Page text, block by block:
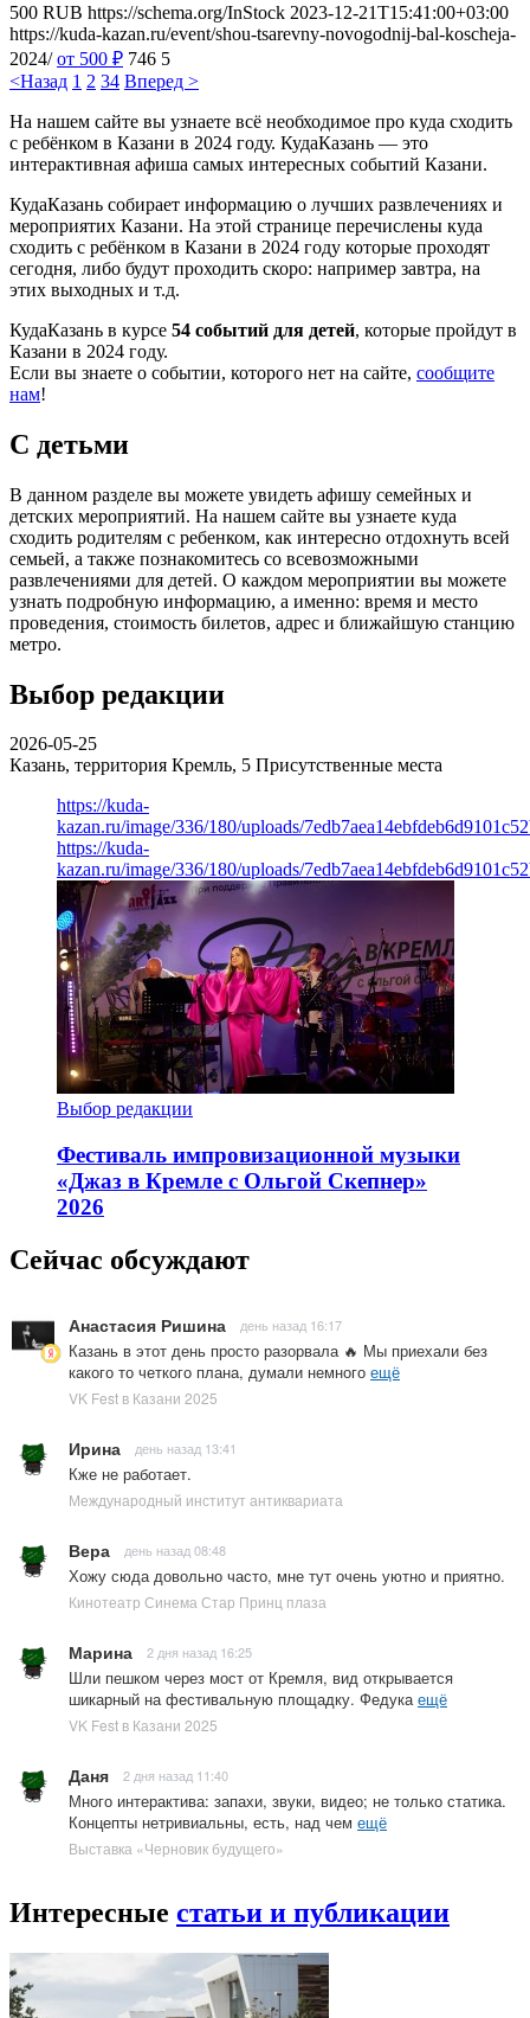
500 RUB https://schema.org/InStock 2023-12-21T15:41:00+03:00
https://kuda-kazan.ru/event/shou-tsarevny-novogodnij-bal-koscheja-
2024/ от 500 ₽ 746 5
<Назад 1 2 34 Вперед >
На нашем сайте вы узнаете всё необходимое про куда сходить
с ребёнком в Казани в 2024 году. КудаКазань — это
интерактивная афиша самых интересных событий Казани.
КудаКазань собирает информацию о лучших развлечениях и
мероприятих Казани. На этой странице перечислены куда
сходить с ребёнком в Казани в 2024 году которые проходят
сегодня, либо будут проходить скоро: например завтра, на
этих выходных и т.д.
КудаКазань в курсе 54 событий для детей, которые пройдут в
Казани в 2024 году.
Если вы знаете о событии, которого нет на сайте, сообщите
нам!
С детьми
В данном разделе вы можете увидеть афишу семейных и
детских мероприятий. На нашем сайте вы узнаете куда
сходить родителям с ребенком, как интересно отдохнуть всей
семьей, а также познакомитесь со всевозможными
развлечениями для детей. О каждом мероприятии вы можете
узнать подробную информацию, а именно: время и место
проведения, стоимость билетов, адрес и ближайшую станцию
метро.
Выбор редакции
2026-05-25
Казань, территория Кремль, 5 Присутственные места
https://kuda-
kazan.ru/image/336/180/uploads/
https://kuda-
kazan.ru/image/336/180/uploads/
Выбор редакции
Фестиваль импровизационной музыки
«Джаз в Кремле с Ольгой Скепнер»
2026
Сейчас обсуждают
Анастасия Ришина день назад 16:17
Казань в этот день просто разорвала 🔥 Мы приехали без
какого то четкого плана, думали немного ещё
VK Fest в Казани 2025
Ирина день назад 13:41
Кже не работает.
Международный институт антиквариата
Вера день назад 08:48
Хожу сюда довольно часто, мне тут очень уютно и приятно.
Кинотеатр Синема Стар Принц плаза
Марина 2 дня назад 16:25
Шли пешком через мост от Кремля, вид открывается
шикарный на фестивальную площадку. Федукаещё
VK Fest в Казани 2025
Даня 2 дня назад 11:40
Много интерактива: запахи, звуки, видео; не только статика.
Концепты нетривиальны, есть, над чем ещё
Выставка «Черновик будущего»
Интересные статьи и публикации